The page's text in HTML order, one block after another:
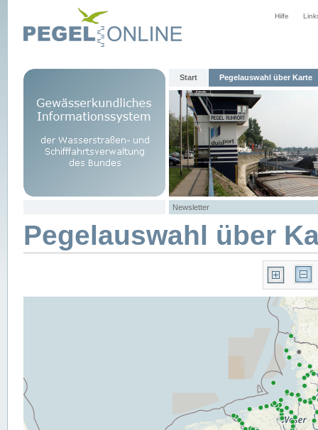
Hilfe
Start Pegelauswahl über Karte
Newsletter
Pegelauswahl über